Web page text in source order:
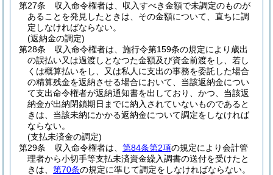
第27条
収入命令権者は、収入すべき金額で未調定のものが
あることを発見したときは、その金額について、直ちに調
定しなければならない。
(返納金の調定)
第28条
収入命令権者は、施行令第159条の規定により歳出
の誤払い又は過渡しとなつた金額及び資金前渡をし、若し
くは概算払いをし、又は私人に支出の事務を委託した場合
の精算残金を返納させる場合において、当該返納金につい
て支出命令権者が返納通知書を出しており、かつ、当該返
納金が出納閉鎖期日までに納入されていないものであると
きは、当該未納にかかる返納金について調定をしなければ
ならない。
(支払未済金の調定)
第29条
収入命令権者は、 第84条第2項の規定により会計管
理者から小切手等支払未済資金繰入調書の送付を受けたと
きは、 第70条の規定に準じて調定をしなければならない。